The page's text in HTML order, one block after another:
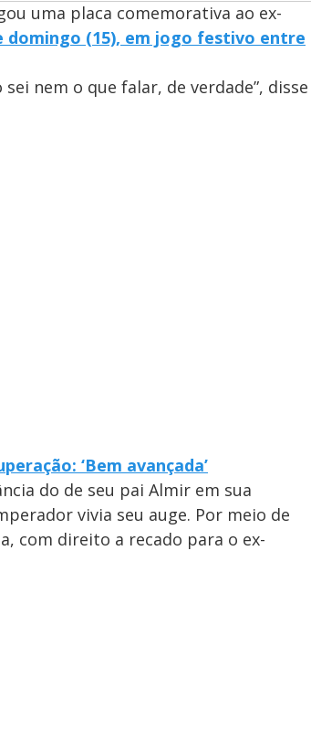
uma placa comemorativa ao ex-
domingo (15), em jogo festivo entre
nem o que falar, de verdade”, disse
‘Bem avançada’
do de seu pai Almir em sua
vivia seu auge. Por meio de
com direito a recado para o ex-